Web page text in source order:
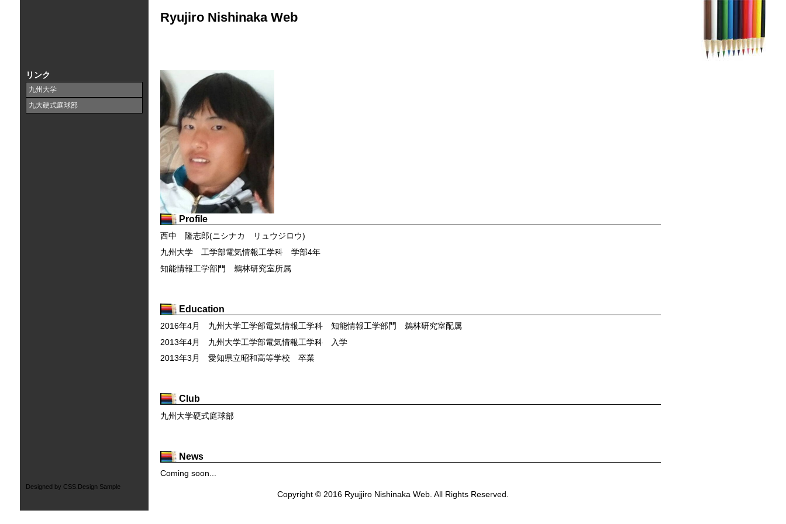
Ryujiro Nishinaka Web
Profile
西中 隆志郎(ニシナカ リュウジロウ)
九州大学 工学部電気情報工学科 学部4年
知能情報工学部門 鵜林研究室所属
Education
2016年4月 九州大学工学部電気情報工学科 知能情報工学部門 鵜林研究室配属
2013年4月 九州大学工学部電気情報工学科 入学
2013年3月 愛知県立昭和高等学校 卒業
Club
九州大学硬式庭球部
News
Coming soon...
リンク
九州大学
九大硬式庭球部
Designed by CSS.Design Sample
Copyright © 2016 Ryujjiro Nishinaka Web. All Rights Reserved.